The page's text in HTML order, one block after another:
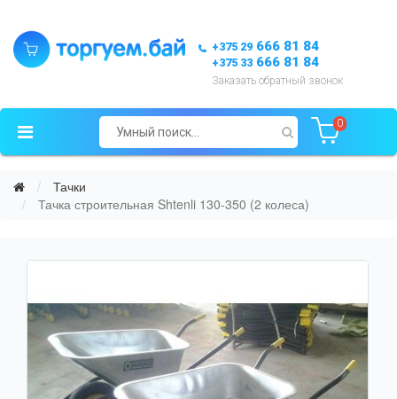
+375 29 666 81 84
+375 33 666 81 84
Заказать обратный звонок
0
Тачки
Тачка строительная Shtenli 130-350 (2 колеса)